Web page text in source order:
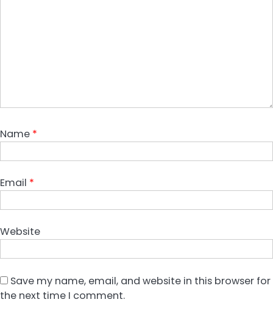
Name *
Email *
Website
Save my name, email, and website in this browser for
the next time I comment.